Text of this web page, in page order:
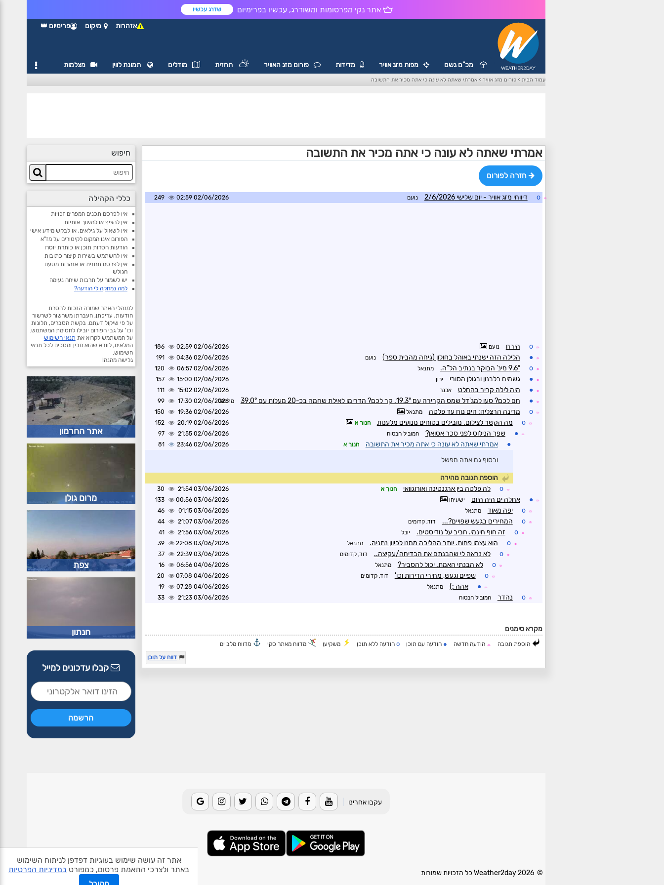
אתר זה עושה שימוש בעוגיות דפדפן לניתוח השימוש
באתר ולצרכי התאמת פרסום, כמפורט במדיניות הפרטיות
אתר נקי מפרסומות ומשודרג, עכשיו בפרימיום שדרג עכשיו
אזהרות מיקום פרימיום 👑
מכ"ם גשם מפות מזג אוויר מדידות פורום מזג האוויר תחזית מודלים תמונת לווין מצלמות
עמוד הבית >פורום מזג אוויר >אמרתי שאתה לא עונה כי אתה מכיר את התשובה
אמרתי שאתה לא עונה כי אתה מכיר את התשובה
חזרה לפורום
☼
o דיווחי מזג אוויר - יום שלישי 2/6/2026 נועם 02/06/2026 02:59
249
☼
o הירח נועם 02/06/2026 02:59
186
☼
● הלילה הזה ישנתי באוהל בחולון (גיחה מהבית ספר) נועם 02/06/2026 04:36
191
☼
o 9.6° מינ' הבוקר בנתיב הל"ה. מתנאל 02/06/2026 06:57
120
☼
● גשמים בלבנון ובגולן הסורי ירון 02/06/2026 15:00
157
☼
● היה לילה קריר בהחלט אבנר 02/06/2026 15:02
111
☼
● חם לכם? סעו למג'דל שמס הקרירה עם 19.3°. קר לכם? הדרימו לאילת שחמה בכ-20 מעלות עם 39.0° מתנאל
02/06/2026 17:30
99
☼
o מרינה הרצליה: הים נוח עד פלטה מתנאל 02/06/2026 19:36
150
☼
o מה הקשר לצילום. מובילים בטוחים מנועים מלענות חנוך א 02/06/2026 20:19
152
☼
● שפך הנילוס לפני סכר אסואן? המוביל הבטוח 02/06/2026 21:55
97
● אמרתי שאתה לא עונה כי אתה מכיר את התשובה חנוך א 02/06/2026 23:46
81
ובסוף גם אתה מפשל
הוספת תגובה מהירה
☼
o לה פלטה בין ארגנטינה ואורוגוואי חנוך א 03/06/2026 21:54
30
☼
● אחלה ים היה היום ישעיהו 03/06/2026 00:56
133
☼
o יפה מאוד מתנאל 03/06/2026 01:15
46
☼
o המחירים בגעש שפויים?... דוד, קדומים 03/06/2026 21:07
44
☼
o זה חוף חינמי. חביב על נודיסטים. יובל 03/06/2026 21:56
41
☼
o הוא עצמו פחות. יותר ההליכה ממנו לכיוון נתניה. מתנאל 03/06/2026 22:08
39
☼
o לא נראה לי שהבנתם את הבדיחה/עקיצה.. דוד, קדומים 03/06/2026 22:39
37
☼
o לא הבנתי האמת. יכול להסביר? מתנאל 04/06/2026 06:56
16
☼
o שפיים וגעש, מחירי הדירות וכו' דוד, קדומים 04/06/2026 07:08
20
☼
● אהה :) מתנאל 04/06/2026 07:28
19
☼
o נהדר המוביל הבטוח 03/06/2026 21:23
33
מקרא סימנים
הוספת תגובה ☼ הודעה חדשה ● הודעה עם תוכן o הודעה ללא תוכן משקיען מדווח מאתר סקי
מדווח מלב ים
דווח על תוכן
חיפוש
כללי הקהילה
אין לפרסם תכנים המפרים זכויות
אין להציף או למשוך אותיות
אין לשאול על גילאים, או לבקש מידע אישי
הפורום אינו המקום לקיטורים על מז"א
הודעות חסרות תוכן או כותרת יוסרו
אין להשתמש בשירות קיצור כתובות
אין לפרסם תחזית או אזהרות מטעם
הגולש
יש לשמור על תרבות שיחה נעימה
למה נמחקה לי הודעה?
למנהלי האתר שמורה הזכות להסרת
הודעות, עריכתן, העברתן משרשור לשרשור
על פי שיקול דעתם. בקשת הסברים, תלונות
וכו' על גבי הפורום יובילו לחסימת המשתמש.
על המשתמש לקרוא את תנאי השימוש
המלאים, לוודא שהוא מבין ומסכים לכל תנאי
השימוש.
גלישה מהנה!
אתר החרמון
מרום גולן
צפת
חנתון
קבלו עדכונים למייל
עקבו אחרינו
© 2026 Weather2day כל הזכויות שמורות אודות האתר פרטיות תנאי שימוש צור קשר בעלי אתרים